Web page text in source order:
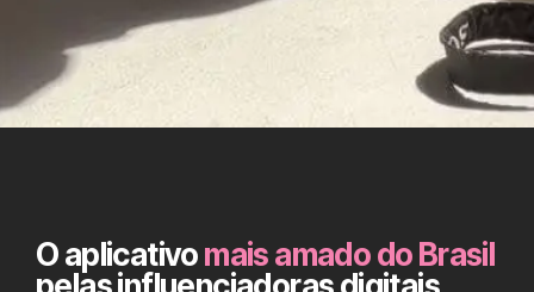
O aplicativomais amado do Brasil